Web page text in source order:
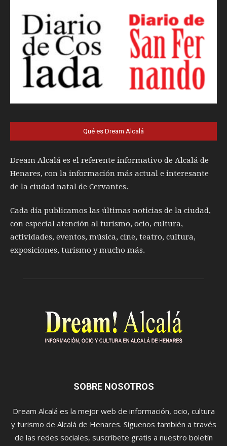
Qué es Dream Alcalá
Dream Alcalá es el referente informativo de Alcalá de
Henares, con la información más actual e interesante
de la ciudad natal de Cervantes.
Cada día publicamos las últimas noticias de la ciudad,
con especial atención al turismo, ocio, cultura,
actividades, eventos, música, cine, teatro, cultura,
exposiciones, turismo y mucho más.
SOBRE NOSOTROS
Dream Alcalá es la mejor web de información, ocio, cultura
y turismo de Alcalá de Henares. Síguenos también a través
de las redes sociales, suscríbete gratis a nuestro boletín